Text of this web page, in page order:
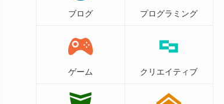
ブログ プログラミング
ゲーム クリエイティブ